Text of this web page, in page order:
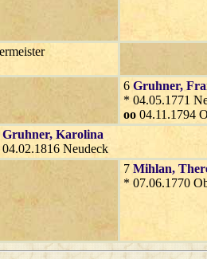
6 Gruhner,
* 04.05.1771
oo 04.11.1794
Gruhner, Karolina
Neudeck
7 Mihlan,
* 07.06.1770